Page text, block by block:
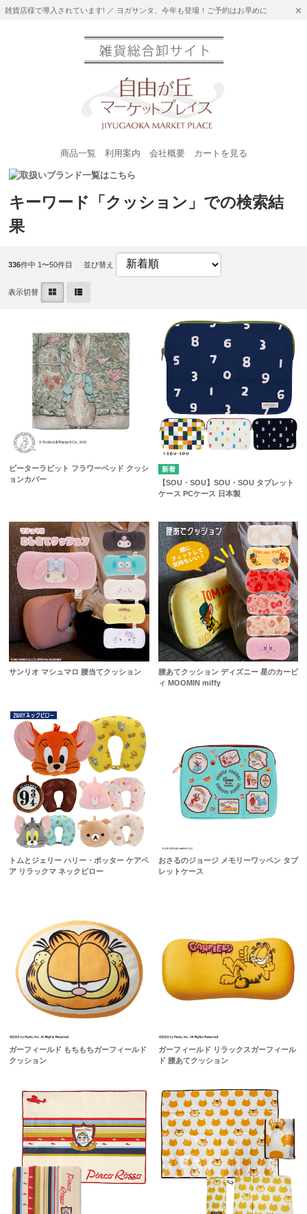
雑貨店様で導入されています! ／ ヨガサンタ、今年も登場！ご予約はお早めに
商品一覧 利用案内 会社概要 カートを見る
キーワード「クッション」での検索結
果
336件中 1〜50件目 並び替え
表示切替
ピーターラビット フラワーベッド クッシ
ョンカバー
【SOU・SOU】SOU・SOU タブレット
ケース PCケース 日本製
サンリオ マシュマロ 腰当てクッション
腰あてクッション ディズニー 星のカービ
ィ MOOMIN miffy
トムとジェリー ハリー・ポッター ケアベ
ア リラックマ ネックピロー
おさるのジョージ メモリーワッペン タブ
レットケース
ガーフィールド もちもちガーフィールド
クッション
ガーフィールド リラックスガーフィール
ド 腰あてクッション